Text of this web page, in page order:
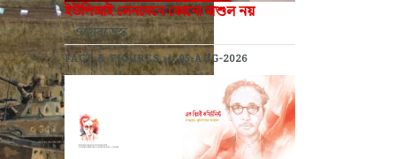
ইউপিআই লেনদেনে কোনো মাশুল নয়
- ওয়েবডেস্ক
FACT & FIGURES • 05-AUG-2026